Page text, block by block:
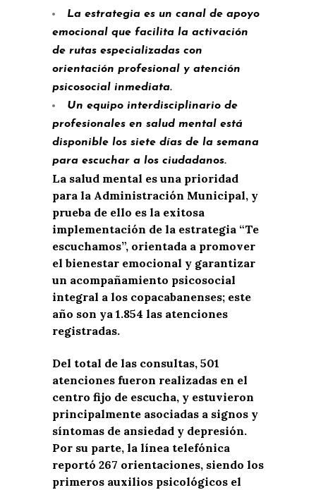
La estrategia es un canal de apoyo
emocional que facilita la activación
de rutas especializadas con
orientación profesional y atención
psicosocial inmediata.
Un equipo interdisciplinario de
profesionales en salud mental está
disponible los siete días de la semana
para escuchar a los ciudadanos.
La salud mental es una prioridad
para la Administración Municipal, y
prueba de ello es la exitosa
implementación de la estrategia “Te
escuchamos”, orientada a promover
el bienestar emocional y garantizar
un acompañamiento psicosocial
integral a los copacabanenses; este
año son ya 1.854 las atenciones
registradas.
Del total de las consultas, 501
atenciones fueron realizadas en el
centro fijo de escucha, y estuvieron
principalmente asociadas a signos y
síntomas de ansiedad y depresión.
Por su parte, la línea telefónica
reportó 267 orientaciones, siendo los
primeros auxilios psicológicos el